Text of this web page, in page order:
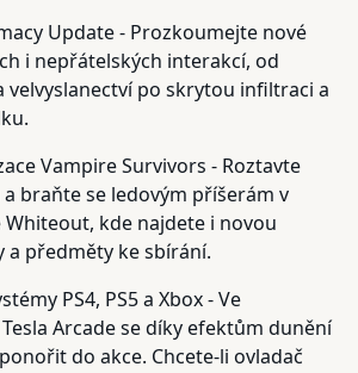
Update - Prozkoumejte nové
i nepřátelských interakcí, od
velvyslanectví po skrytou infiltraci a
Vampire Survivors - Roztavte
braňte se ledovým příšerám v
kde najdete i novou
a předměty ke sbírání.
PS4, PS5 a Xbox - Ve
Arcade se díky efektům dunění
do akce. Chcete-li ovladač